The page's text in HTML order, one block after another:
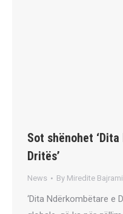
Sot shënohet
Dritës’
News By Miredite Bajrami
‘Dita Ndërkombëtare e